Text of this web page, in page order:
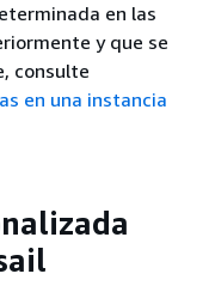
en las
y que se
consulte
en una instancia